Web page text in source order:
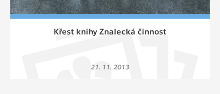
Křest knihy Znalecká činnost
21. 11. 2013